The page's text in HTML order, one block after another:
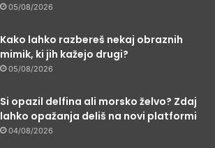
05/08/2026
Kako lahko razbereš nekaj obraznih
mimik, ki jih kažejo drugi?
05/08/2026
Si opazil delfina ali morsko želvo? Zdaj
lahko opažanja deliš na novi platformi
04/08/2026